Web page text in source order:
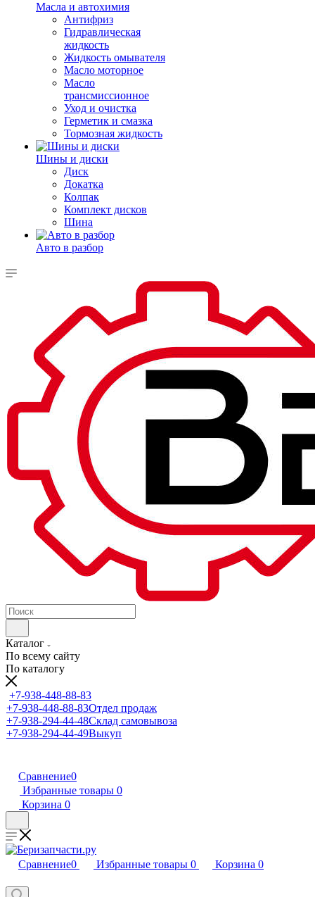
Масла и автохимия
Антифриз
Гидравлическая
жидкость
Жидкость омывателя
Масло моторное
Масло
трансмиссионное
Уход и очистка
Герметик и смазка
Тормозная жидкость
Шины и диски
Диск
Докатка
Колпак
Комплект дисков
Шина
Авто в разбор
Каталог
По всему сайту
По каталогу
+7-938-448-88-83
+7-938-448-88-83Отдел продаж
+7-938-294-44-48Склад самовывоза
+7-938-294-44-49Выкуп
Сравнение0
Избранные товары 0
Корзина 0
Сравнение0 Избранные товары 0 Корзина 0